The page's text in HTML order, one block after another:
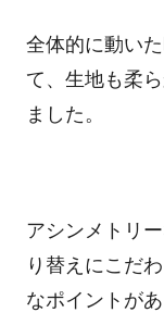
全体的に動い
て、生地も柔
ました。
アシンメトリ
り替えにこだ
なポイントが